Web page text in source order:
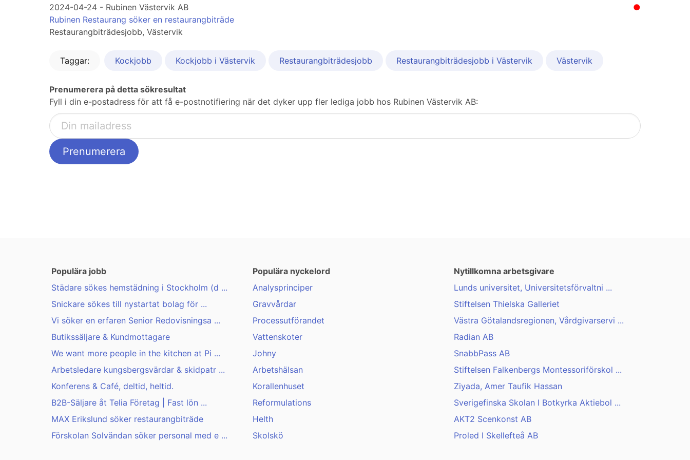
●
2024-04-24 - Rubinen Västervik AB
Rubinen Restaurang söker en restaurangbiträde
Restaurangbiträdesjobb, Västervik
Taggar: Kockjobb Kockjobb i Västervik Restaurangbiträdesjobb Restaurangbiträdesjobb i Västervik Västervik
Prenumerera på detta sökresultat
Fyll i din e-postadress för att få e-postnotifiering när det dyker upp fler lediga jobb hos Rubinen Västervik AB:
Populära jobb
Städare sökes hemstädning i Stockholm (d ...
Snickare sökes till nystartat bolag för ...
Vi söker en erfaren Senior Redovisningsa ...
Butikssäljare & Kundmottagare
We want more people in the kitchen at Pi ...
Arbetsledare kungsbergsvärdar & skidpatr ...
Konferens & Café, deltid, heltid.
B2B-Säljare åt Telia Företag | Fast lön ...
MAX Erikslund söker restaurangbiträde
Förskolan Solvändan söker personal med e ...
Populära nyckelord
Analysprinciper
Gravvårdar
Processutförandet
Vattenskoter
Johny
Arbetshälsan
Korallenhuset
Reformulations
Helth
Skolskö
Nytillkomna arbetsgivare
Lunds universitet, Universitetsförvaltni ...
Stiftelsen Thielska Galleriet
Västra Götalandsregionen, Vårdgivarservi ...
Radian AB
SnabbPass AB
Stiftelsen Falkenbergs Montessoriförskol ...
Ziyada, Amer Taufik Hassan
Sverigefinska Skolan I Botkyrka Aktiebol ...
AKT2 Scenkonst AB
Proled I Skellefteå AB